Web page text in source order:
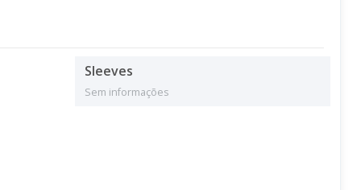
Sleeves
Sem informações